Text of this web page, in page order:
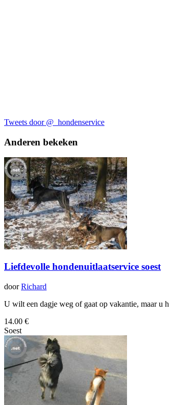
Tweets door @_hondenservice
Anderen bekeken
Liefdevolle hondenuitlaatservice soest
doorRichard
U wilt een dagje weg of gaat op vakantie, maar u
14.00 €
Soest